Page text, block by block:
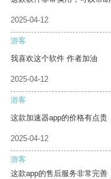
2025-04-12
游客
我喜欢这个软件 作者加油
2025-04-12
游客
这款加速器app的价格有点贵
2025-04-12
游客
这款app的售后服务非常完